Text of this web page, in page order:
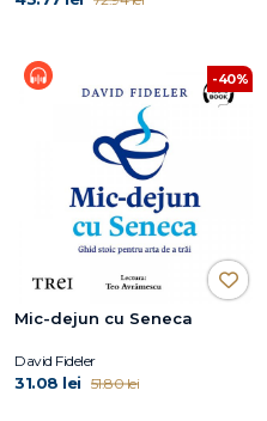
-40%
Mic-dejun cu Seneca
David Fideler
31.08 lei 51.80 lei